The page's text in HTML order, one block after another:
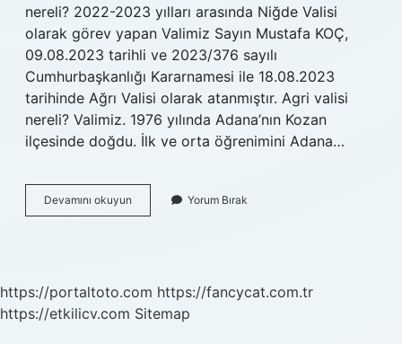
nereli? 2022-2023 yılları arasında Niğde Valisi
olarak görev yapan Valimiz Sayın Mustafa KOÇ,
09.08.2023 tarihli ve 2023/376 sayılı
Cumhurbaşkanlığı Kararnamesi ile 18.08.2023
tarihinde Ağrı Valisi olarak atanmıştır. Agri valisi
nereli? Valimiz. 1976 yılında Adana’nın Kozan
ilçesinde doğdu. İlk ve orta öğrenimini Adana…
Devamını okuyun
Valiligine
Yorum Bırak
https://portaltoto.com https://fancycat.com.tr
https://etkilicv.com Sitemap